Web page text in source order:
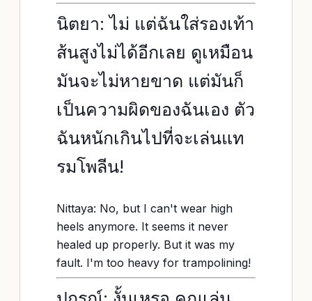
นิตยา: ไม่ แต่ฉันใส่รองเท้า
ส้นสูงไม่ได้อีกเลย ดูเหมือน
มันจะไม่หายขาด แต่มันก็
เป็นความผิดของฉันเอง ตัว
ฉันหนักเกินไปที่จะเล่นแท
รมโพลีน!
Nittaya: No, but I can't wear high
heels anymore. It seems it never
healed up properly. But it was my
fault. I'm too heavy for trampolining!